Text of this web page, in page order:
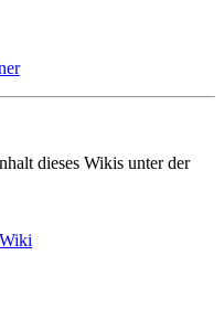
dieses Wikis unter der